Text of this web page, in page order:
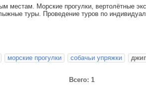
местам. Морские прогулки, вертолётные
туры. Проведение туров по
морские прогулки собачьи упряжки
Всего: 1